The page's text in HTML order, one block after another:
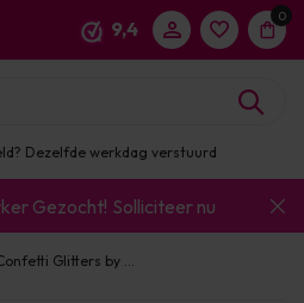
9,4
0
Dezelfde werkdag verstuurd
Gezocht! Solliciteer nu
Glitters by ...